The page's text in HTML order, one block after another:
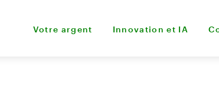
Votre argent Innovation et IA